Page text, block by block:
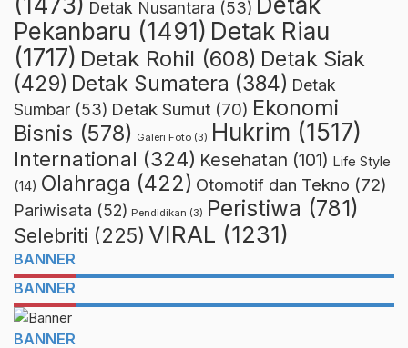
Detak Nusantara (53)
Pekanbaru (1491) Detak Riau
(1717) Detak Rohil (608) Detak Siak
(429) Detak Sumatera (384) Detak
Sumbar (53) Detak Sumut (70) Ekonomi
Bisnis (578) Galeri Foto (3) Hukrim (1517)
International (324) Kesehatan (101) Life Style
(14) Olahraga (422) Otomotif dan Tekno (72)
Pariwisata (52) Pendidikan (3) Peristiwa (781)
Selebriti (225) VIRAL (1231)
BANNER
BANNER
BANNER